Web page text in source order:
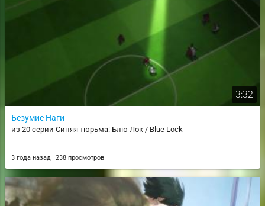
3:32
Безумие Наги
из 20 серии Синяя тюрьма: Блю Лок / Blue Lock
3 года назад 238 просмотров